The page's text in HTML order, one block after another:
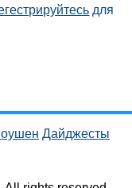
для
Дайджесты